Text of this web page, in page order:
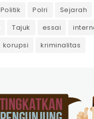
Politik Polri Sejarah
Tajuk essai
korupsi kriminalitas